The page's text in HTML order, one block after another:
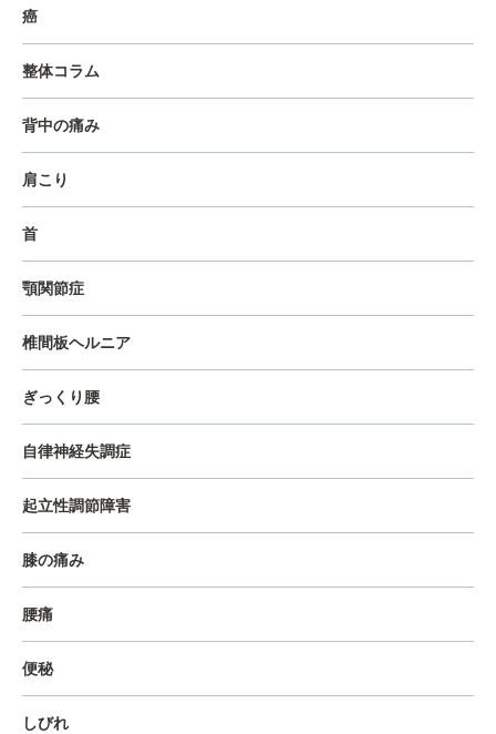
癌
整体コラム
背中の痛み
肩こり
首
顎関節症
椎間板ヘルニア
ぎっくり腰
自律神経失調症
起立性調節障害
膝の痛み
腰痛
便秘
しびれ